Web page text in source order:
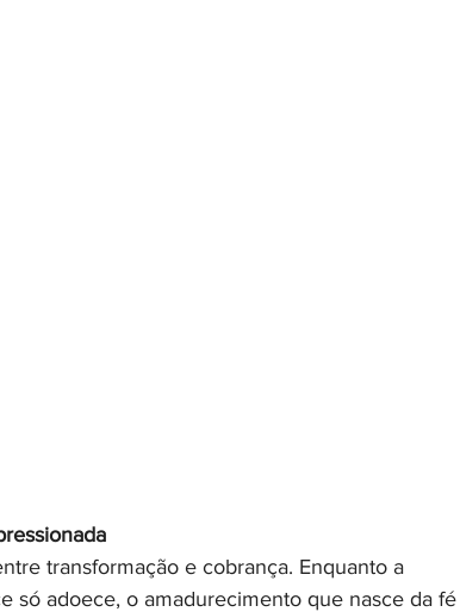
transformação e cobrança. Enquanto a
só adoece, o amadurecimento que nasce da fé